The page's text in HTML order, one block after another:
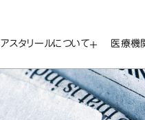
アスタリールについて 医療機